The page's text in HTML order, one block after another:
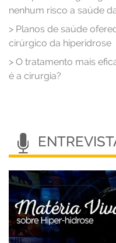
nenhum risco a saúde
> Planos de saúde
cirúrgico da hiperidrose
> O tratamento mais
é a cirurgia?